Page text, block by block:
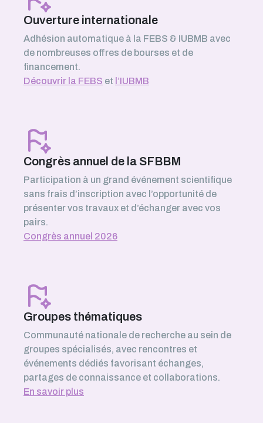
Ouverture internationale
Adhésion automatique à la FEBS & IUBMB avec
de nombreuses offres de bourses et de
financement.
Découvrir la FEBS et l’IUBMB
Congrès annuel de la SFBBM
Participation à un grand événement scientifique
sans frais d’inscription avec l’opportunité de
présenter vos travaux et d’échanger avec vos
pairs.
Congrès annuel 2026
Groupes thématiques
Communauté nationale de recherche au sein de
groupes spécialisés, avec rencontres et
événements dédiés favorisant échanges,
partages de connaissance et collaborations.
En savoir plus